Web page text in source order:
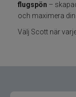
Varumärken
Grundéns
flugspön –
och maximera din
Välj Scott när